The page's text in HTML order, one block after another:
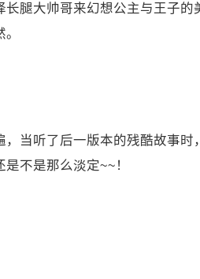
腿大帅哥来幻想公主与王子
，当听了后一版本的残酷故事
不是那么淡定~~！